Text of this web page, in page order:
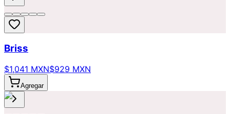
Briss
$1,041 MXN$929 MXN
Agregar